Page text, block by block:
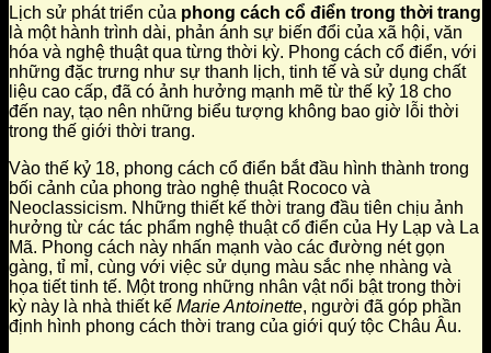
Lịch sử phát triển của phong cách cổ điển trong thời trang
là một hành trình dài, phản ánh sự biến đổi của xã hội, văn
hóa và nghệ thuật qua từng thời kỳ. Phong cách cổ điển, với
những đặc trưng như sự thanh lịch, tinh tế và sử dụng chất
liệu cao cấp, đã có ảnh hưởng mạnh mẽ từ thế kỷ 18 cho
đến nay, tạo nên những biểu tượng không bao giờ lỗi thời
trong thế giới thời trang.
Vào thế kỷ 18, phong cách cổ điển bắt đầu hình thành trong
bối cảnh của phong trào nghệ thuật Rococo và
Neoclassicism. Những thiết kế thời trang đầu tiên chịu ảnh
hưởng từ các tác phẩm nghệ thuật cổ điển của Hy Lạp và La
Mã. Phong cách này nhấn mạnh vào các đường nét gọn
gàng, tỉ mỉ, cùng với việc sử dụng màu sắc nhẹ nhàng và
họa tiết tinh tế. Một trong những nhân vật nổi bật trong thời
kỳ này là nhà thiết kế Marie Antoinette, người đã góp phần
định hình phong cách thời trang của giới quý tộc Châu Âu.